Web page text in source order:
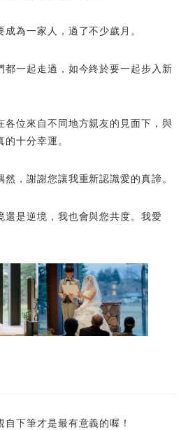
為一家人，過了不少歲月。
都一起走過，如今終於要一起步入新
各位來自不同地方親友的見面下，與
十分幸運。
，謝謝您讓我重新認識愛的真諦。
還是逆境，我也會與您共度。我愛
下筆才是最有意義的喔！